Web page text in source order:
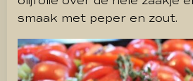
smaak met peper en zout.